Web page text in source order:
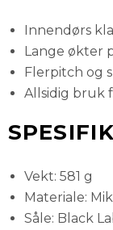
Innendørs
Lange økter
Flerpitch og
Allsidig bruk
Vekt: 581 g
Materiale:
Såle: Black